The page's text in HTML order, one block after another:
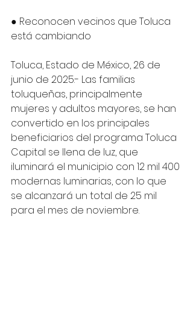
● Reconocen vecinos que Toluca
está cambiando
Toluca, Estado de México, 26 de
junio de 2025.- Las familias
toluqueñas, principalmente
mujeres y adultos mayores, se han
convertido en los principales
beneficiarios del programa Toluca
Capital se llena de luz, que
iluminará el municipio con 12 mil 400
modernas luminarias, con lo que
se alcanzará un total de 25 mil
para el mes de noviembre.